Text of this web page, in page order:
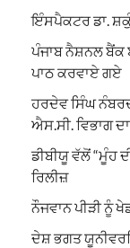
ਇੰਸਪੈਕਟਰ ਡਾ.
ਪੰਜਾਬ ਨੈਸ਼ਨਲ ਬੈਂਕ
ਪਾਠ ਕਰਵਾਏ ਗਏ
ਹਰਦੇਵ ਸਿੰਘ
ਐਸ.ਸੀ. ਵਿਭਾਗ
ਡੀਬੀਯੂ ਵੱਲੋਂ “ਮੂੰਹ
ਰਿਲੀਜ਼
ਨੌਜਵਾਨ ਪੀੜੀ ਨੂੰ
ਦੇਸ਼ ਭਗਤ